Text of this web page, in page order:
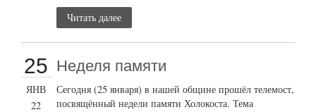
Читать далее
25
ЯНВ
22
Неделя памяти
Сегодня (25 января) в нашей общине прошёл телемост,
посвящённый недели памяти Холокоста. Тема